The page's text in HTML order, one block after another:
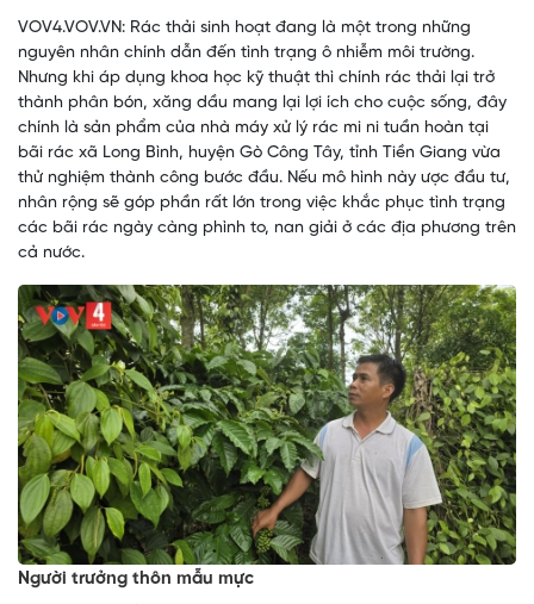
VOV4.VOV.VN: Rác thải sinh hoạt đang là một trong những
nguyên nhân chính dẫn đến tình trạng ô nhiễm môi trường.
Nhưng khi áp dụng khoa học kỹ thuật thì chính rác thải lại trở
thành phân bón, xăng dầu mang lại lợi ích cho cuộc sống, đây
chính là sản phẩm của nhà máy xử lý rác mi ni tuần hoàn tại
bãi rác xã Long Bình, huyện Gò Công Tây, tỉnh Tiền Giang vừa
thử nghiệm thành công bước đầu. Nếu mô hình này ược đầu tư,
nhân rộng sẽ góp phần rất lớn trong việc khắc phục tình trạng
các bãi rác ngày càng phình to, nan giải ở các địa phương trên
cả nước.
Người trưởng thôn mẫu mực